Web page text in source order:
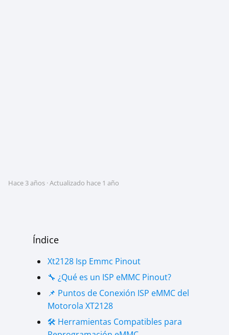
hace 3 años · Actualizado hace 1 año
Índice
Xt2128 Isp Emmc Pinout
🔧 ¿Qué es un ISP eMMC Pinout?
📌 Puntos de Conexión ISP eMMC del
Motorola XT2128
🛠️ Herramientas Compatibles para